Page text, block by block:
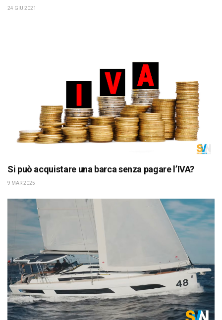
24 GIU 2021
Si può acquistare una barca senza pagare l’IVA?
9 MAR 2025